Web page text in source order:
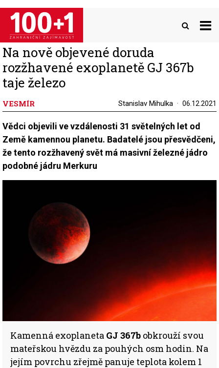
Přejít
hlavnímu
obsahu
Na nově objevené doruda
rozžhavené exoplanetě GJ 367b
taje železo
VESMÍR Stanislav Mihulka 06.12.2021
Vědci objevili ve vzdálenosti 31 světelných let od
Země kamennou planetu. Badatelé jsou přesvědčeni,
že tento rozžhavený svět má masivní železné jádro
podobné jádru Merkuru
Kamenná exoplaneta GJ 367b obkrouží svou
mateřskou hvězdu za pouhých osm hodin. Na
jejím povrchu zřejmě panuje teplota kolem 1